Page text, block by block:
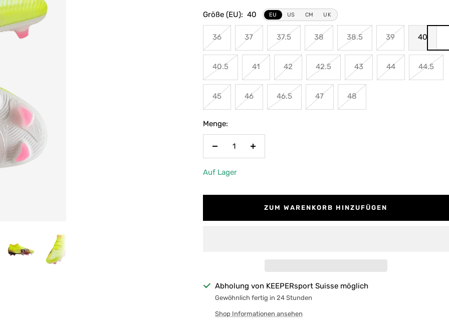
Größe (EU): 40 EU US CM UK
36 37 37.5 38 38.5 39 40
40.5 41 42 42.5 43 44 44.5
45 46 46.5 47 48
Menge:
Menge
Menge
Auf Lager
ZUM WARENKORB HINZUFÜGEN
Abholung von KEEPERsport Suisse möglich
Gewöhnlich fertig in 24 Stunden
Shop Informationen ansehen